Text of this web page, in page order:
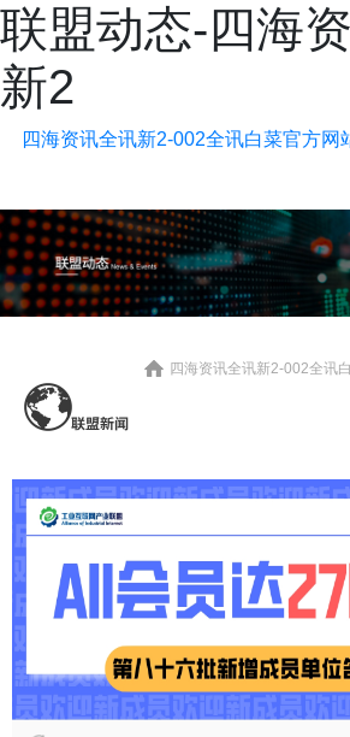
联盟动态-四海
新2
四海资讯全讯新2-002全讯白菜官方网
四海资讯全讯新2-002全讯